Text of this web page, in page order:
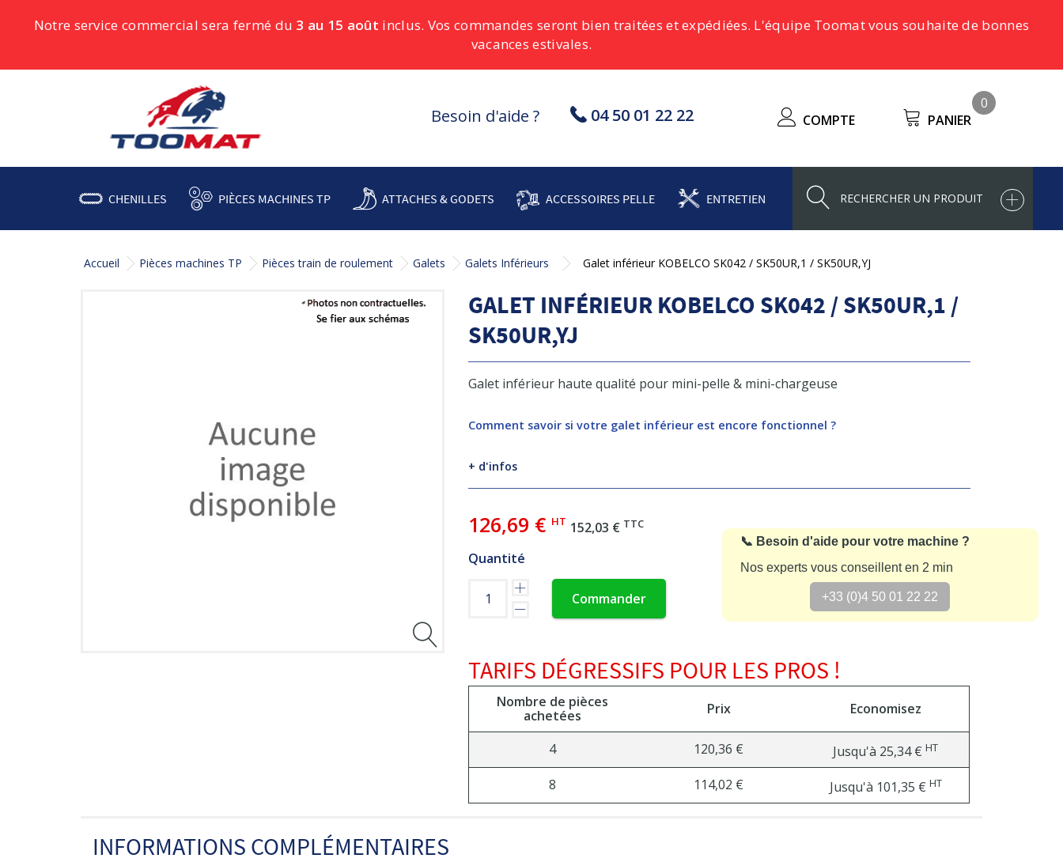
Notre service commercial sera fermé du 3 au 15 août inclus. Vos commandes seront bien traitées et expédiées. L'équipe Toomat vous souhaite de bonnes
vacances estivales.
Besoin d'aide ? 04 50 01 22 22 COMPTE PANIER
0
CHENILLES PIÈCES MACHINES TP ATTACHES & GODETS ACCESSOIRES PELLE ENTRETIEN
Accueil Pièces machines TP Pièces train de roulement Galets Galets Inférieurs Galet inférieur KOBELCO SK042 / SK50UR,1 / SK50UR,YJ
GALET INFÉRIEUR KOBELCO SK042 / SK50UR,1 /
SK50UR,YJ
Galet inférieur haute qualité pour mini-pelle & mini-chargeuse
Comment savoir si votre galet inférieur est encore fonctionnel ?
+ d'infos
126,69 € HT 152,03 € TTC
Quantité
Commander
📞 Besoin d'aide pour votre machine ?
Nos experts vous conseillent en 2 min
+33 (0)4 50 01 22 22
TARIFS DÉGRESSIFS POUR LES PROS !
Nombre de pièces
achetées
Prix Economisez
4 120,36 € Jusqu'à 25,34 € HT
8 114,02 € Jusqu'à 101,35 € HT
INFORMATIONS COMPLÉMENTAIRES